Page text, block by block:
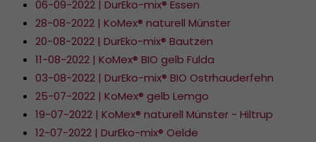
06-09-2022 | DurEko-mix® Essen
28-08-2022 | KoMex® naturell Münster
20-08-2022 | DurEko-mix® Bautzen
11-08-2022 | KoMex® BIO gelb Fulda
03-08-2022 | DurEko-mix® BIO Ostrhauderfehn
25-07-2022 | KoMex® gelb Lemgo
19-07-2022 | KoMex® naturell Münster - Hiltrup
12-07-2022 | DurEko-mix® Oelde